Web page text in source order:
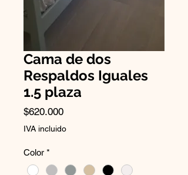
Cama de dos
Respaldos Iguales
1.5 plaza
$620.000Precio
IVA incluido
Color *